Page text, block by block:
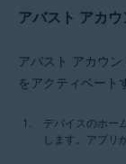
アバスト アカ
アバスト アカウ
をアクティベート
デバイスのホー
します。アプリ